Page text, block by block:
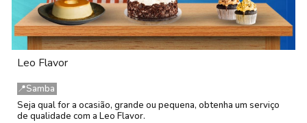
Leo Flavor
📍Samba
Seja qual for a ocasião, grande ou pequena, obtenha um serviço
de qualidade coma Leo Flavor.